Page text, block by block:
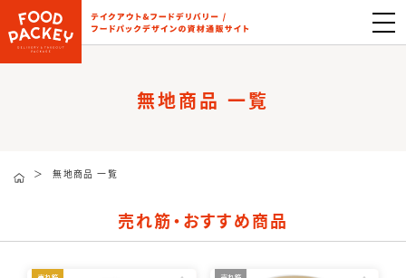
無地商品 一覧
＞ 無地商品 一覧
売れ筋・おすすめ商品